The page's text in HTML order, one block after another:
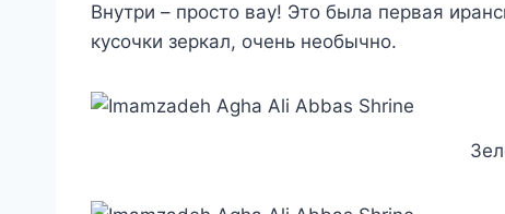
Внутри – просто вау! Это была первая
кусочки зеркал, очень необычно.